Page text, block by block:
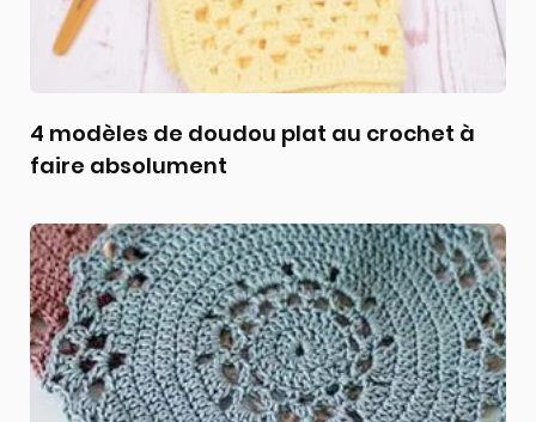
4 modèles de doudou plat au crochet à
faire absolument